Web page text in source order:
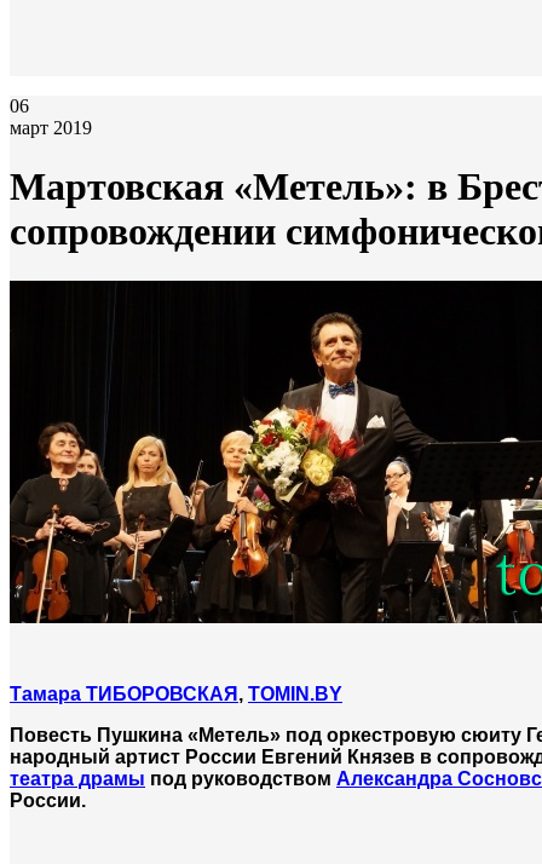
06
март 2019
Мартовская «Метель»: в
сопровождении
Тамара ТИБОРОВСКАЯ , TOMIN.BY
Повесть Пушкина «Метель» под оркестровую сюиту
народный артист России Евгений Князев в
театра драмы под руководством Александра
России.